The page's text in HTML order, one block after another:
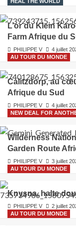
L’or du Klein
Farm Afrique du
PHILIPPE V 4 juillet
AU TOUR DU MONDE
Calitzdorp, au
Afrique du Sud
PHILIPPE V 4 juillet
NEW DEAL FOR
Wilderness
Garden Route
PHILIPPE V 3 juillet
AU TOUR DU MONDE
Knysna, halte
PHILIPPE V 2 juillet
AU TOUR DU MONDE